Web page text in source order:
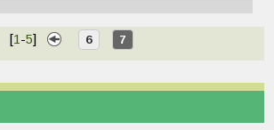
[1 -5] 6 7